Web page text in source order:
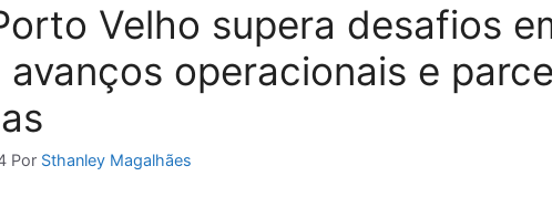
Velho supera desafios
operacionais e
Por Sthanley Magalhães